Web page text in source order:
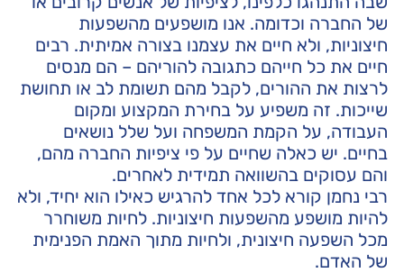
של החברה וכדומה. אנו מושפעים מהשפעות
חיצוניות, ולא חיים את עצמנו בצורה אמיתית. רבים
חיים את כל חייהם כתגובה להוריהם – הם מנסים
לרצות את ההורים, לקבל מהם תשומת לב או תחושת
שייכות. זה משפיע על בחירת המקצוע ומקום
העבודה, על הקמת המשפחה ועל שלל נושאים
בחיים. יש כאלה שחיים על פי ציפיות החברה מהם,
והם עסוקים בהשוואה תמידית לאחרים.
רבי נחמן קורא לכל אחד להרגיש כאילו הוא יחיד, ולא
להיות מושפע מהשפעות חיצוניות. לחיות משוחרר
מכל השפעה חיצונית, ולחיות מתוך האמת הפנימית
של האדם.